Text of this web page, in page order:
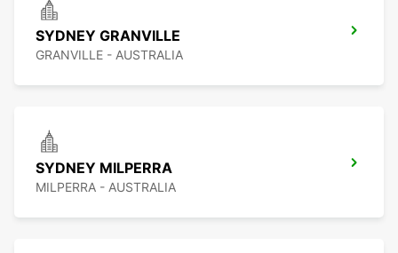
SYDNEY GRANVILLE
GRANVILLE - AUSTRALIA
SYDNEY MILPERRA
MILPERRA - AUSTRALIA